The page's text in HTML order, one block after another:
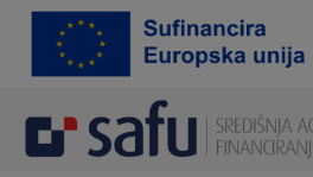
content